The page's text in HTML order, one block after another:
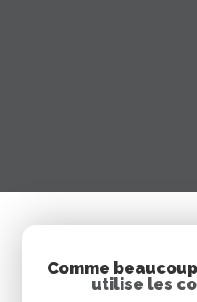
SE
Comme
utilise les